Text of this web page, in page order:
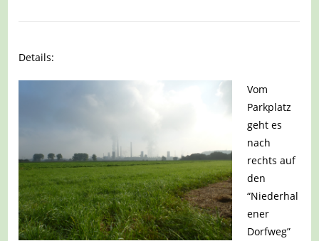
Details:
Vom
Parkplatz
geht es
nach
rechts auf
den
“Niederhal
ener
Dorfweg”